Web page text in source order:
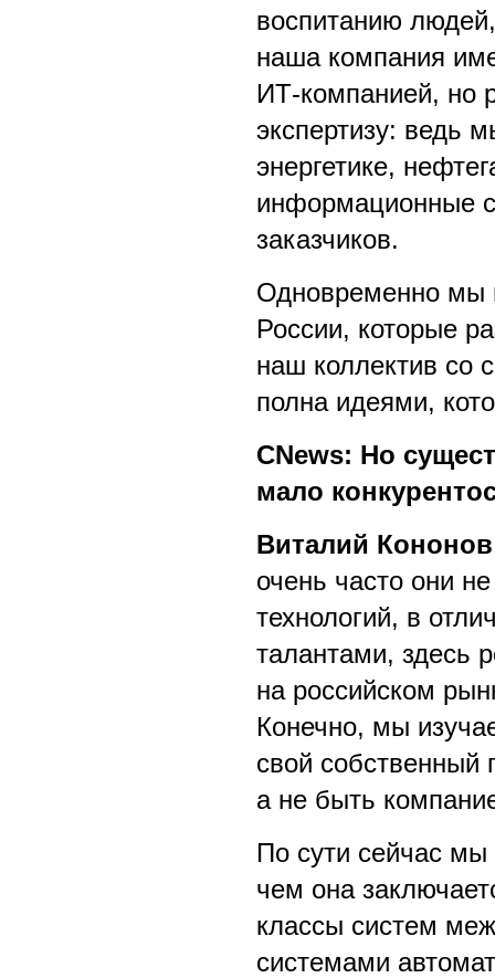
воспитанию
наша компания
ИТ-компанией, но
экспертизу: ведь
энергетике,
информационные
заказчиков.
Одновременно мы
России, которые
наш коллектив со
полна идеями,
CNews: Но
мало
Виталий
очень часто они
технологий, в
талантами, здесь
на российском
Конечно, мы
свой собственный
а не быть
По сути сейчас
чем она
классы систем
системами